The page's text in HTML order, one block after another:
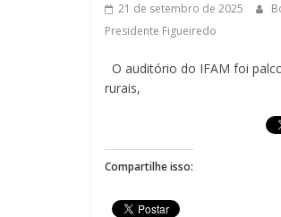
21 de setembro de 2025
Presidente Figueiredo
O auditório do IFAM foi
rurais,
Compartilhe isso: